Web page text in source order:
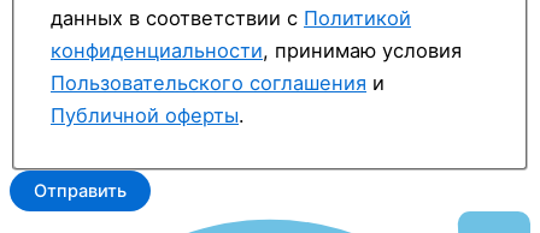
данных в соответствии с Политикой
конфиденциальности, принимаю условия
Пользовательского соглашения и
Публичной оферты.
Отправить